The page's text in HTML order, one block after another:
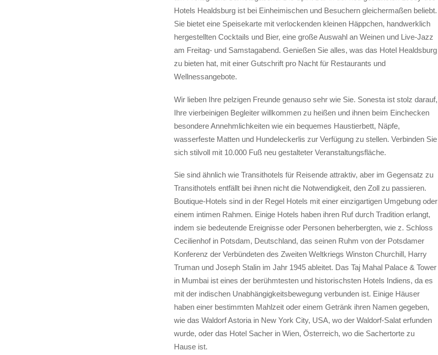
Hotels Healdsburg ist bei Einheimischen und Besuchern gleichermaßen beliebt.
Sie bietet eine Speisekarte mit verlockenden kleinen Häppchen, handwerklich
hergestellten Cocktails und Bier, eine große Auswahl an Weinen und Live-Jazz
am Freitag- und Samstagabend. Genießen Sie alles, was das Hotel Healdsburg
zu bieten hat, mit einer Gutschrift pro Nacht für Restaurants und
Wellnessangebote.
Wir lieben Ihre pelzigen Freunde genauso sehr wie Sie. Sonesta ist stolz darauf,
Ihre vierbeinigen Begleiter willkommen zu heißen und ihnen beim Einchecken
besondere Annehmlichkeiten wie ein bequemes Haustierbett, Näpfe,
wasserfeste Matten und Hundeleckerlis zur Verfügung zu stellen. Verbinden Sie
sich stilvoll mit 10.000 Fuß neu gestalteter Veranstaltungsfläche.
Sie sind ähnlich wie Transithotels für Reisende attraktiv, aber im Gegensatz zu
Transithotels entfällt bei ihnen nicht die Notwendigkeit, den Zoll zu passieren.
Boutique-Hotels sind in der Regel Hotels mit einer einzigartigen Umgebung oder
einem intimen Rahmen. Einige Hotels haben ihren Ruf durch Tradition erlangt,
indem sie bedeutende Ereignisse oder Personen beherbergten, wie z. Schloss
Cecilienhof in Potsdam, Deutschland, das seinen Ruhm von der Potsdamer
Konferenz der Verbündeten des Zweiten Weltkriegs Winston Churchill, Harry
Truman und Joseph Stalin im Jahr 1945 ableitet. Das Taj Mahal Palace & Tower
in Mumbai ist eines der berühmtesten und historischsten Hotels Indiens, da es
mit der indischen Unabhängigkeitsbewegung verbunden ist. Einige Häuser
haben einer bestimmten Mahlzeit oder einem Getränk ihren Namen gegeben,
wie das Waldorf Astoria in New York City, USA, wo der Waldorf-Salat erfunden
wurde, oder das Hotel Sacher in Wien, Österreich, wo die Sachertorte zu
Hause ist.